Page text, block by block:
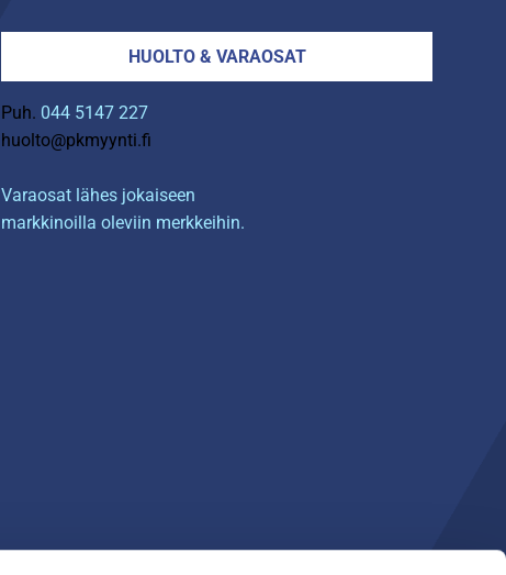
HUOLTO & VARAOSAT
Puh. 044 5147 227
huolto@pkmyynti.fi
Varaosat lähes jokaiseen
markkinoilla oleviin merkkeihin.